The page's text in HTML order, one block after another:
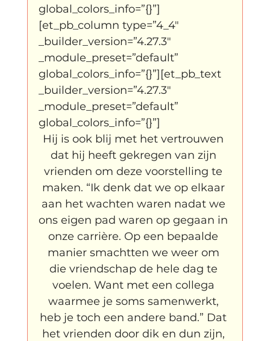
global_colors_info=”{}”]
[et_pb_column type=”4_4″
_builder_version=”4.27.3″
_module_preset=”default”
global_colors_info=”{}”][et_pb_text
_builder_version=”4.27.3″
_module_preset=”default”
global_colors_info=”{}”]
Hij is ook blij met het vertrouwen
dat hij heeft gekregen van zijn
vrienden om deze voorstelling te
maken. “Ik denk dat we op elkaar
aan het wachten waren nadat we
ons eigen pad waren op gegaan in
onze carrière. Op een bepaalde
manier smachtten we weer om
die vriendschap de hele dag te
voelen. Want met een collega
waarmee je soms samenwerkt,
heb je toch een andere band.” Dat
het vrienden door dik en dun zijn,